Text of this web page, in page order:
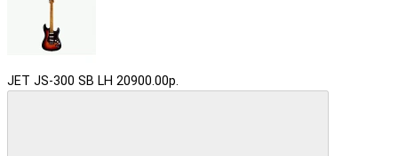
JET JS-300 SB LH 20900.00р.